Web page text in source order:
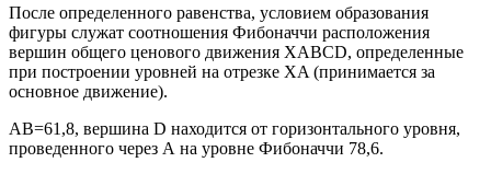
После определенного равенства, условием образования
фигуры служат соотношения Фибоначчи расположения
вершин общего ценового движения XABCD, определенные
при построении уровней на отрезке XA (принимается за
основное движение).
АВ=61,8, вершина D находится от горизонтального уровня,
проведенного через А на уровне Фибоначчи 78,6.